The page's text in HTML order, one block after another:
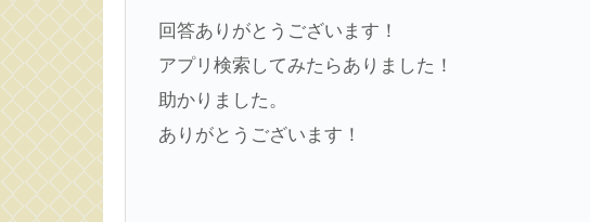
回答ありがとうございます！
アプリ検索してみたらありました！
助かりました。
ありがとうございます！